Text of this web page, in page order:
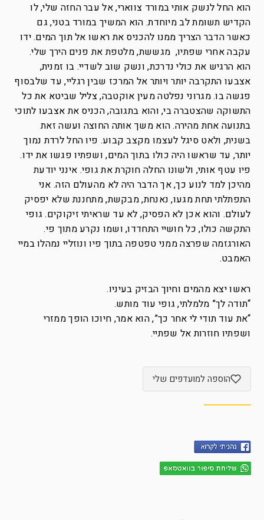
הוא החל לנשק אותי במורד צווארי, אל עבר החזה שלי, לו
הקדיש תשומת לב מיוחדת. הוא המשיך במורד בטני, גם
כאשר הדבר הצריך ממנו להכניס את ראשו אל תוך המים. ידו
עקבה אחרי שפתיו, מגששת, מלטפת את פנים הירך שלי.
הוא הרגיש את כולי נדרכת, ונשק שוב לשדיי. בו זמנית,
אצבעו התקרבה יותר ויותר אל המרכז שבין רגליי, עד שלבסוף
פגשה בו. מגרוני נפלטה מעין אוקטבה, צליל שביטא את כל
התשוקה שהצטברה בי, והוא בתגובה, הכניס את אצבעו לתוכי
בתנועה אחת מהירה. הוא משך אותה החוצה ועשה זאת
בשנית, ולאט סיגל לעצמו מקצב קבוע. פיו החל לרדת נמוך
יותר, עד שראשו היה כולו בתוך המים, ושפתיו פגשו את ידו.
פיו עטף אותי, ולשונו החלה חוקרת את גופי. אינני יודעת
מהיכן למד לנוע כך, אך הדבר היה לא מהעולם הזה. אני
התפתלתי תחת מגעו, נאנחת, מבקשת, מתחננת שלא יפסיק
לעולם. והוא אכן לא הפסיק, לא עד שראיתי זיקוקים. גופי
התקשה כולו, כל חושיי התחדדו, ושמו נקרע מתוך פי.
האורגזמה שפרצה ממני טפטפה בתוך פיו ונוזליי נמהלו במיי
האמבט.
ראשו יצא מהמים וחיוך הבזיק בעיניו.
“תודה לך” מלמלתי, גופי עוד מותש.
“את עוד תודי לי אחר כך”, הוא אמר, חיוכו הופך ממזרי
ושפתיו חוזרות אל שפתיי.
הוספה למועדפים שלי